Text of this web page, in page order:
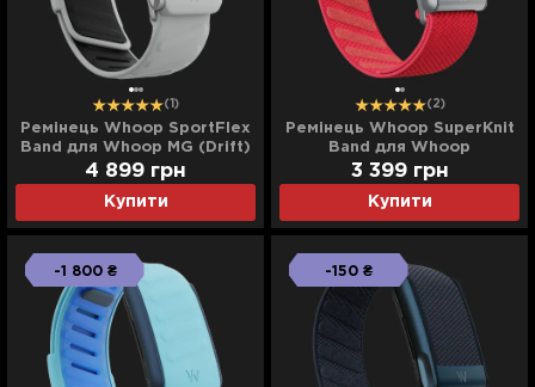
(1)
Ремінець Whoop SportFlex
Band для Whoop MG (Drift)
Купити
4 899 грн
(2)
Ремінець Whoop SuperKnit
Band для Whoop
5.0/Peak/One (Rhodonite)
Купити
3 399 грн
-1 800 ₴ -150 ₴